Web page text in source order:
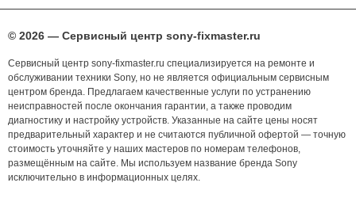
© 2026 — Сервисный центр sony-fixmaster.ru
Сервисный центр sony-fixmaster.ru специализируется на ремонте и
обслуживании техники Sony, но не является официальным сервисным
центром бренда. Предлагаем качественные услуги по устранению
неисправностей после окончания гарантии, а также проводим
диагностику и настройку устройств. Указанные на сайте цены носят
предварительный характер и не считаются публичной офертой — точную
стоимость уточняйте у наших мастеров по номерам телефонов,
размещённым на сайте. Мы используем название бренда Sony
исключительно в информационных целях.